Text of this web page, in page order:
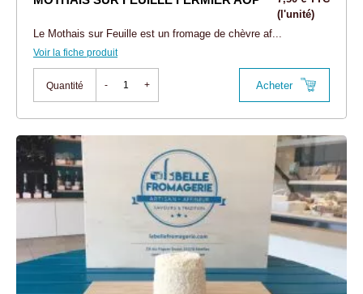
(l'unité)
Le Mothais sur Feuille est un fromage de chèvre af...
Voir la fiche produit
Quantité - + Acheter